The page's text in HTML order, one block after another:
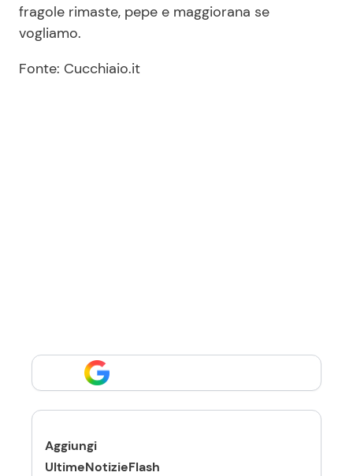
fragole rimaste, pepe e maggiorana se
vogliamo.
Fonte: Cucchiaio.it
Aggiungi
UltimeNotizieFlash